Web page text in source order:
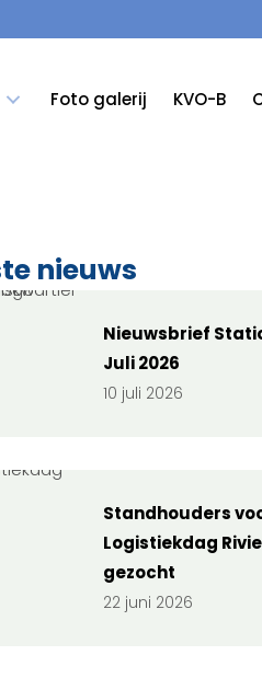
Foto galerij KVO-B
nieuws
Nieuwsbrief
Juli 2026
10 juli 2026
Standhouders
Logistiekdag
gezocht
22 juni 2026